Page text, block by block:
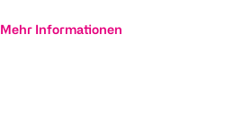
Mehr Informationen